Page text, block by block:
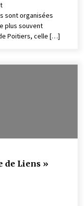
sont organisées
plus souvent
Poitiers, celle […]
de Liens »